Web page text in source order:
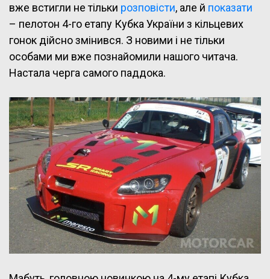
вже встигли не тільки розповісти, але й показати
– пелотон 4-го етапу Кубка України з кільцевих
гонок дійсно змінився. З новими і не тільки
особами ми вже познайомили нашого читача.
Настала черга самого паддока.